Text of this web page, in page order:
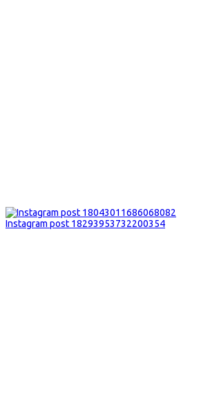
Instagram post 18293953732200354